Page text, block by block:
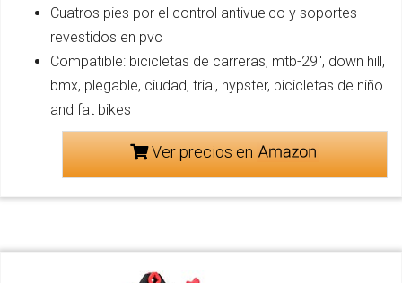
Cuatros pies por el control antivuelco y soportes
revestidos en pvc
Compatible: bicicletas de carreras, mtb-29'', down hill,
bmx, plegable, ciudad, trial, hypster, bicicletas de niño
and fat bikes
Ver precios en